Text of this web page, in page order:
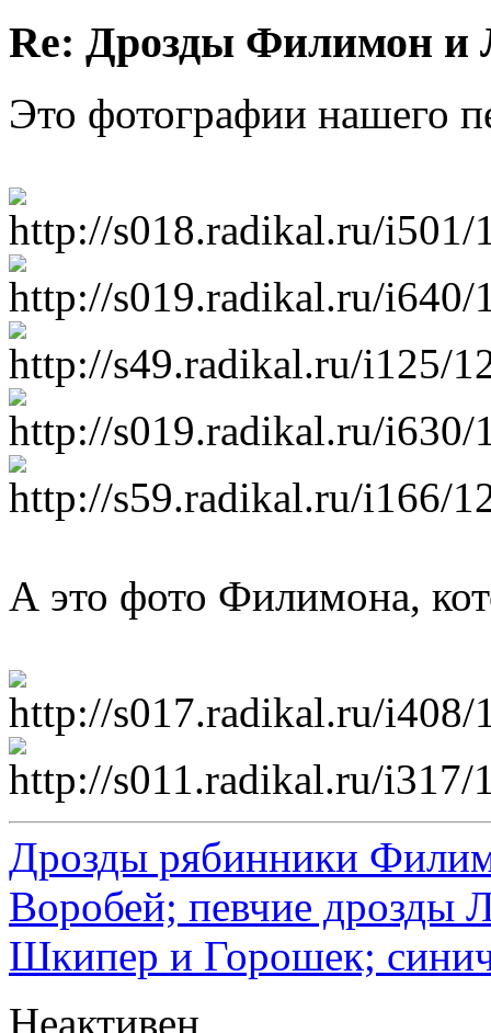
Re: Дрозды Филимон и
Это фотографии нашего
А это фото Филимона,
Дрозды рябинники
Воробей; певчие дрозды
Шкипер и Горошек;
Неактивен